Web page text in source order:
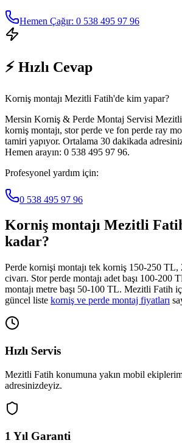
Hemen Çağır: 0 538 495 97 96
⚡ Hızlı Cevap
Korniş montajı Mezitli Fatih'de kim yapar?
Mersin Korniş & Perde Montaj Servisi
korniş montajı, stor perde ve fon perde ray
tamiri yapıyor. Ortalama 30 dakikada
Hemen arayın: 0 538 495 97 96.
Profesyonel yardım için:
0 538 495 97 96
Korniş montajı Mezitli
kadar?
Perde kornişi montajı tek korniş 150-250
civarı. Stor perde montajı adet başı 100-200
montajı metre başı 50-100 TL. Mezitli Fatih
güncel liste korniş ve perde montaj fiyatları
Hızlı Servis
Mezitli Fatih konumuna yakın mobil
adresinizdeyiz.
1 Yıl Garanti